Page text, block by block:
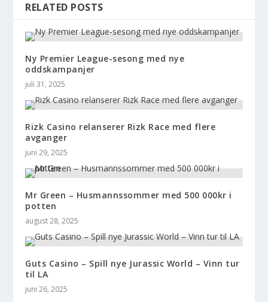
RELATED POSTS
Ny Premier League-sesong med nye
oddskampanjer
juli 31, 2025
Rizk Casino relanserer Rizk Race med flere
avganger
juni 29, 2025
Mr Green – Husmannssommer med 500 000kr i
potten
august 28, 2025
Guts Casino – Spill nye Jurassic World – Vinn tur
til LA
juni 26, 2025